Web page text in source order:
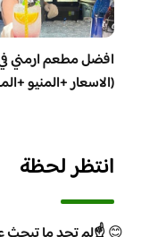
افضل مطعم ارمني
(الاسعار +المنيو
انتظر لحظة